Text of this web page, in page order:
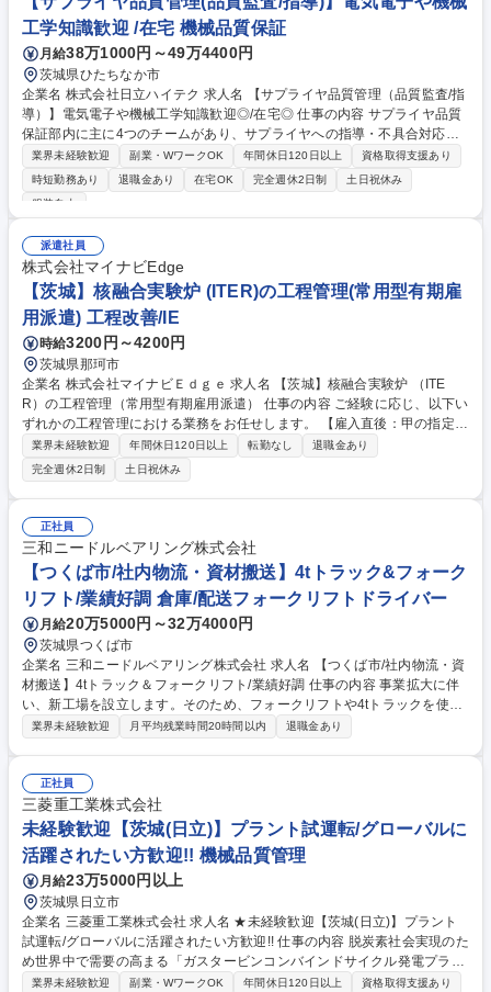
工学知識歓迎 /在宅 機械品質保証
月給38万1000円～49万4400円
茨城県ひたちなか市
企業名 株式会社日立ハイテク 求人名 【サプライヤ品質管理（品質監査/指
導）】電気電子や機械工学知識歓迎◎/在宅◎ 仕事の内容 サプライヤ品質
保証部内に主に4つのチームがあり、サプライヤへの指導・不具合対応な
ど、品質指導、管理業務を担当するチームに所属頂きます。 ※チーム内に
■半導体装置の部品に関わるチーム■医用機器の部品に関わるチームとあ
り、適性に応じいずれかのチームに所属頂きます。 【業務内容】■品質確
確認(製作手順の確認など) ■不具合品の調査/是正対応:不具合調査と原因究
明、必要に応じた再発防止のための是正指導 ■サプライヤーの品質管理体
制の監査/品質基準の遵守状況確認 募集職種 【サプライヤ品質管理（品質
監査/指導）】電気電子や機械工学知識歓迎◎/在宅◎
業界未経験歓迎 副業・WワークOK 年間休日120日以上
資格取得支援あり
時短勤務あり
退職金あり 在宅OK 完全週休2日制
土日祝休み
服装自由
派遣社員
株式会社マイナビEdge
【茨城】核融合実験炉 (ITER)の工程管理(常用型有期雇
用派遣) 工程改善/IE
時給3200円～4200円
茨城県那珂市
企業名 株式会社マイナビＥｄｇｅ 求人名 【茨城】核融合実験炉 （ITE
R）の工程管理（常用型有期雇用派遣） 仕事の内容 ご経験に応じ、以下い
ずれかの工程管理における業務をお任せします。 【雇入直後：甲の指定す
る業務内容で、別途就業条件明示書で明示する。】【変更の範囲：会社の
定める業務】 ■ITER計測機器であるダイバータ不純物モニターのプロジェ
クト管理 技術、品質、工程、製造等の全体管理 ■ITERのNB加熱機器にお
けるプロジェクト管理 ※ご応募から入社まで4か月～6か月程度を想定し
ています。 募集職種 【茨城】核融合実験炉 （ITER）の工程管理（常用型
有期雇用派遣）
業界未経験歓迎 年間休日120日以上 転勤なし
退職金あり
完全週休2日制
土日祝休み
正社員
三和ニードルベアリング株式会社
【つくば市/社内物流・資材搬送】4tトラック&フォーク
リフト/業績好調 倉庫/配送フォークリフトドライバー
月給20万5000円～32万4000円
茨城県つくば市
企業名 三和ニードルベアリング株式会社 求人名 【つくば市/社内物流・資
材搬送】4tトラック＆フォークリフト/業績好調 仕事の内容 事業拡大に伴
い、新工場を設立します。そのため、フォークリフトや4tトラックを使用
し、工場で完成した製品・部品の購買への搬送や、購買に届いた資材の工
配達はなく、無理なく安定して働ける環境が整っています。 出荷業務・梱
包作業、役場関係手続き、産業廃棄物マニフェスト管理、工場修繕計画立
案、資材発注業務、在庫管理・棚卸し業務など、総務的な業務をお任せす
る可能性もございます。 【業務内容の変更範囲】当社の指定する業務 募
集職種 【つくば市/社内物流・資材搬送】4tトラック＆フォークリフト/業
績好調
業界未経験歓迎 月平均残業時間20時間以内 退職金あり
正社員
三菱重工業株式会社
未経験歓迎【茨城(日立)】プラント試運転/グローバルに
活躍されたい方歓迎!! 機械品質管理
月給23万5000円以上
茨城県日立市
企業名 三菱重工業株式会社 求人名 ★未経験歓迎【茨城(日立)】プラント
試運転/グローバルに活躍されたい方歓迎!! 仕事の内容 脱炭素社会実現のた
め世界中で需要の高まる「ガスタービンコンバインドサイクル発電プラン
ト(GTCC)」に関して、現地施工後の試運転における工程表作成や顧客調
業界未経験歓迎 副業・WワークOK 年間休日120日以上
資格取得支援あり